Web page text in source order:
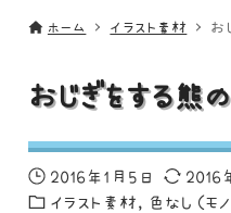
ホーム イラスト素材 お
おじぎをする熊
2016年1月5日
2016
イラスト素材
色なし（モ